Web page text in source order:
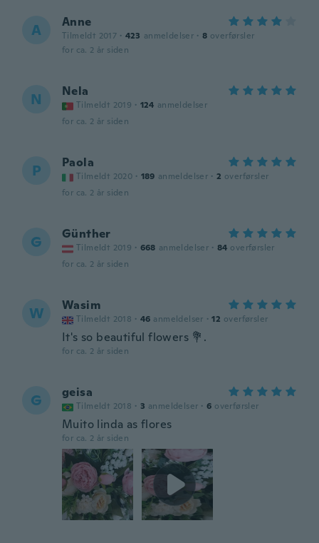
A Anne
Tilmeldt 2017 · 423 anmeldelser · 8 overførsler
for ca. 2 år siden
N Nela
Tilmeldt 2019 · 124 anmeldelser
for ca. 2 år siden
P Paola
Tilmeldt 2020 · 189 anmeldelser · 2 overførsler
for ca. 2 år siden
G Günther
Tilmeldt 2019 · 668 anmeldelser · 84 overførsler
for ca. 2 år siden
W Wasim
Tilmeldt 2018 · 46 anmeldelser · 12 overførsler
It's so beautiful flowers 💐.
for ca. 2 år siden
G geisa
Tilmeldt 2018 · 3 anmeldelser · 6 overførsler
Muito linda as flores
for ca. 2 år siden